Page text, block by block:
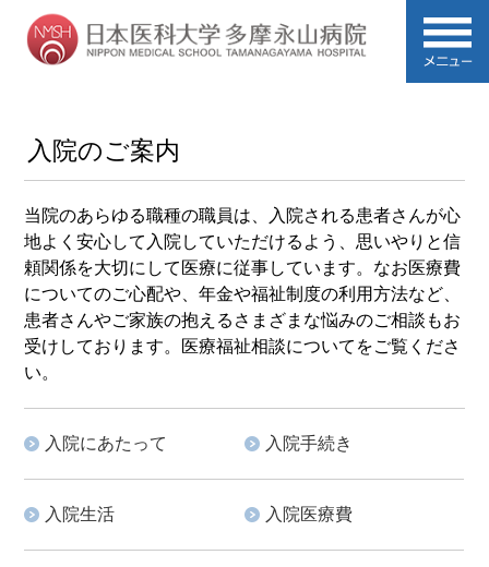
入院のご案内
当院のあらゆる職種の職員は、入院される患者さんが心
地よく安心して入院していただけるよう、思いやりと信
頼関係を大切にして医療に従事しています。なお医療費
についてのご心配や、年金や福祉制度の利用方法など、
患者さんやご家族の抱えるさまざまな悩みのご相談もお
受けしております。医療福祉相談についてをご覧くださ
い。
入院にあたって 入院手続き
入院生活 入院医療費